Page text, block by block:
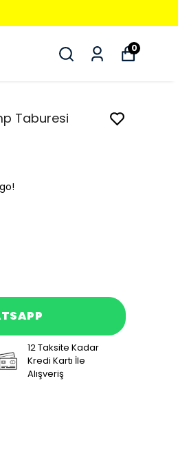
0
Taburesi
12 Taksite Kadar
Kredi Kartı İle
Alışveriş